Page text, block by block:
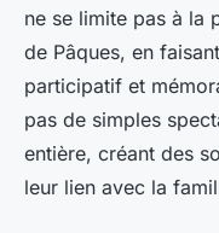
ne se limite pas à la
de Pâques, en
participatif et
pas de simples
entière, créant des
leur lien avec la